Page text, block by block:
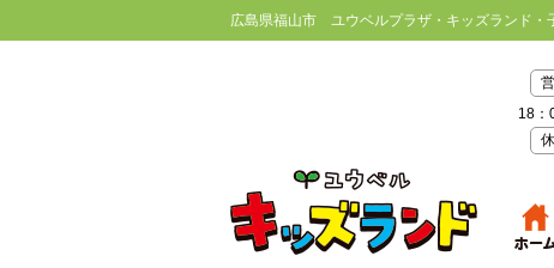
広島県福山市 ユウベルプラザ・キッズランド・
18：